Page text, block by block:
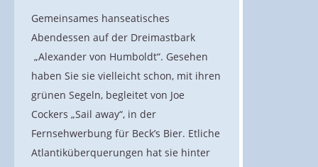
Gemeinsames hanseatisches
Abendessen auf der Dreimastbark
„Alexander von Humboldt“. Gesehen
haben Sie sie vielleicht schon, mit ihren
grünen Segeln, begleitet von Joe
Cockers „Sail away“, in der
Fernsehwerbung für Beck’s Bier. Etliche
Atlantiküberquerungen hat sie hinter